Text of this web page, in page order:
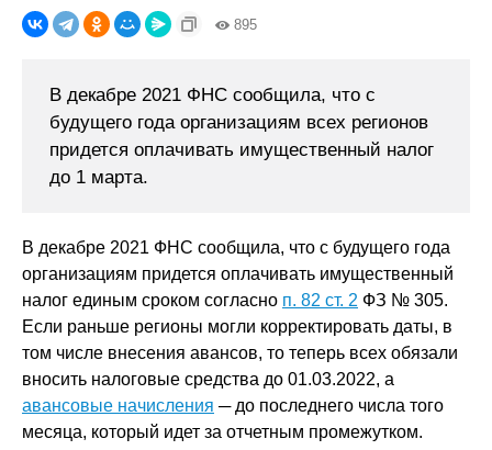
895
В декабре 2021 ФНС сообщила, что с
будущего года организациям всех регионов
придется оплачивать имущественный налог
до 1 марта.
В декабре 2021 ФНС сообщила, что с будущего года
организациям придется оплачивать имущественный
налог единым сроком согласно п. 82 ст. 2 ФЗ № 305.
Если раньше регионы могли корректировать даты, в
том числе внесения авансов, то теперь всех обязали
вносить налоговые средства до 01.03.2022, а
авансовые начисления ─ до последнего числа того
месяца, который идет за отчетным промежутком.